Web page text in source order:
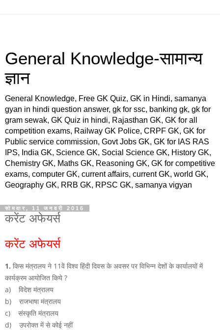
General Knowledge-सामान्य
ज्ञान
General Knowledge, Free GK Quiz, GK in Hindi, samanya
gyan in hindi question answer, gk for ssc, banking gk, gk for
gram sewak, GK Quiz in hindi, Rajasthan GK, GK for all
competition exams, Railway GK Police, CRPF GK, GK for
Public service commission, Govt Jobs GK, GK for IAS RAS
IPS, India GK, Science GK, Social Science GK, History GK,
Chemistry GK, Maths GK, Reasoning GK, GK for competitive
exams, computer GK, current affairs, current GK, world GK,
Geography GK, RRB GK, RPSC GK, samanya vigyan
सोमवार, 11 जनवरी 2016
करेंट अफेयर्स
करेंट अफेयर्स
1. किस मंत्रालय ने 11वें विश्व हिंदी दिवस के अवसर पर विभिन्न देशों के कार्यालयों में
कार्यक्रम आयोजित किये ?
a) विदेश मंत्रालय
b) राजभाषा मंत्रालय
c) संस्कृति मंत्रालय
d) उपरोक्त में से कोई नहीं